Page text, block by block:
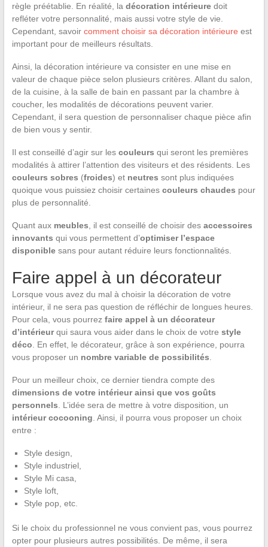
règle préétablie. En réalité, la décoration intérieuredoit
refléter votre personnalité, mais aussi votre style de vie.
Cependant, savoir comment choisir sa décoration intérieure est
important pour de meilleurs résultats.
Ainsi, la décoration intérieure va consister en une mise en
valeur de chaque pièce selon plusieurs critères. Allant du salon,
de la cuisine, à la salle de bain en passant par la chambre à
coucher, les modalités de décorations peuvent varier.
Cependant, il sera question de personnaliser chaque pièce afin
de bien vous y sentir.
Il est conseillé d’agir sur les couleurs qui seront les premières
modalités à attirer l’attention des visiteurs et des résidents. Les
couleurs sobres (froides) et neutres sont plus indiquées
quoique vous puissiez choisir certaines couleurs chaudes pour
plus de personnalité.
Quant aux meubles , il est conseillé de choisir des accessoires
innovants qui vous permettent d’optimiser l’espace
disponiblesans pour autant réduire leurs fonctionnalités.
Faire appel à un décorateur
Lorsque vous avez du mal à choisir la décoration de votre
intérieur, il ne sera pas question de réfléchir de longues heures.
Pour cela, vous pourrez faire appel à un décorateur
d’intérieurqui saura vous aider dans le choix de votre style
déco . En effet, le décorateur, grâce à son expérience, pourra
vous proposer un nombre variable de possibilités
Pour un meilleur choix, ce dernier tiendra compte des
dimensions de votre intérieur ainsi que vos goûts
personnels . L’idée sera de mettre à votre disposition, un
intérieur cocooning . Ainsi, il pourra vous proposer un choix
entre :
Style design,
Style industriel,
Style Mi casa,
Style loft,
Style pop, etc.
Si le choix du professionnel ne vous convient pas, vous pourrez
opter pour plusieurs autres possibilités. De même, il sera